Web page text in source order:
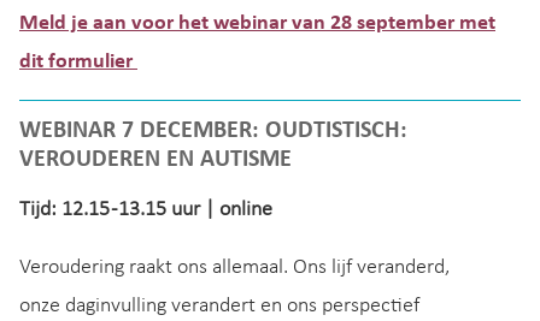
Meld je aan voor het webinar van 28 september met
dit formulier
WEBINAR 7 DECEMBER: OUDTISTISCH:
VEROUDEREN EN AUTISME
Tijd: 12.15 -13.15 uur | online
Veroudering raakt ons allemaal. Ons lijf veranderd,
onze daginvulling verandert en ons perspectief